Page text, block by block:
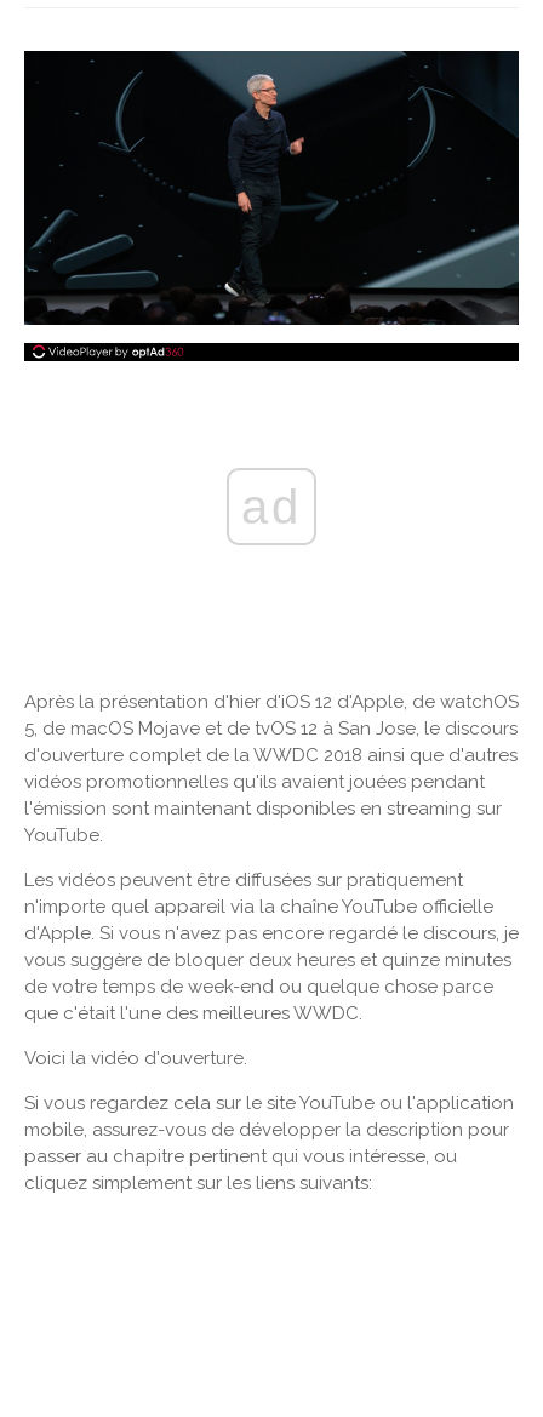
ad
Après la présentation d'hier d'iOS 12 d'Apple, de watchOS
5, de macOS Mojave et de tvOS 12 à San Jose, le discours
d'ouverture complet de la WWDC 2018 ainsi que d'autres
vidéos promotionnelles qu'ils avaient jouées pendant
l'émission sont maintenant disponibles en streaming sur
YouTube.
Les vidéos peuvent être diffusées sur pratiquement
n'importe quel appareil via la chaîne YouTube officielle
d'Apple. Si vous n'avez pas encore regardé le discours, je
vous suggère de bloquer deux heures et quinze minutes
de votre temps de week-end ou quelque chose parce
que c'était l'une des meilleures WWDC.
Voici la vidéo d'ouverture.
Si vous regardez cela sur le site YouTube ou l'application
mobile, assurez-vous de développer la description pour
passer au chapitre pertinent qui vous intéresse, ou
cliquez simplement sur les liens suivants: